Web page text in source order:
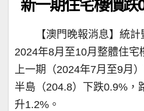
新一期住宅樓價跌
【澳門晚報消息】統
2024年8月至10月整體住宅
上一期（2024年7月至9月
半島（204.8）下跌0.9%，
升1.2%。